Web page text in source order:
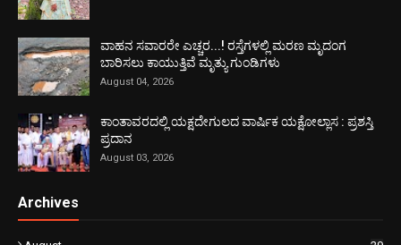
ವಾಹನ ಸವಾರರೇ ಎಚ್ಚರ...! ರಸ್ತೆಗಳಲ್ಲಿ ಮರಣ ಮೃದಂಗ
ಬಾರಿಸಲು ಕಾಯುತ್ತಿವೆ ಮೃತ್ಯು ಗುಂಡಿಗಳು
August 04, 2026
ಕಾಂತಾವರದಲ್ಲಿ ಯಕ್ಷದೇಗುಲದ ವಾರ್ಷಿಕ ಯಕ್ಷೋಲ್ಲಾಸ : ಪ್ರಶಸ್ತಿ
ಪ್ರದಾನ
August 03, 2026
Archives